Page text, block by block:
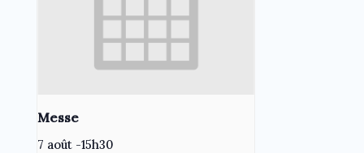
Messe
7 août -15h30